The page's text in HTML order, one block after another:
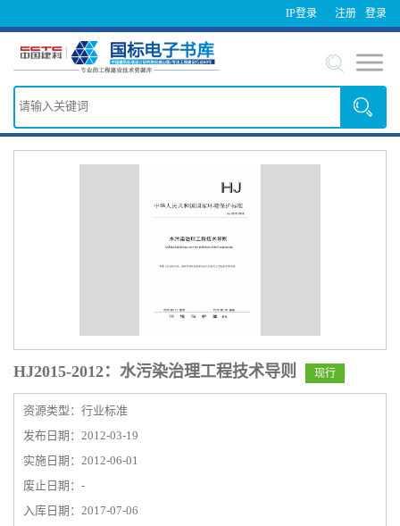
IP登录 登录
注册
HJ2015-2012：水污染治理工程技术导则 现行
资源类型：行业标准
发布日期：2012-03-19
实施日期：2012-06-01
废止日期：-
入库日期：2017-07-06